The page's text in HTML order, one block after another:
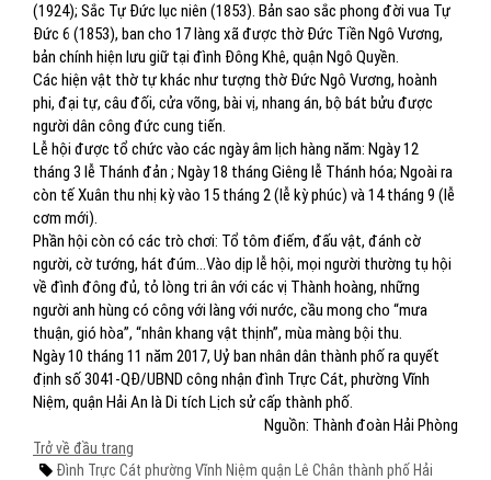
(1924); Sắc Tự Đức lục niên (1853). Bản sao sắc phong đời vua Tự
Đức 6 (1853), ban cho 17 làng xã được thờ Đức Tiền Ngô Vương,
bản chính hiện lưu giữ tại đình Đông Khê, quận Ngô Quyền.
Các hiện vật thờ tự khác như tượng thờ Đức Ngô Vương, hoành
phi, đại tự, câu đối, cửa võng, bài vị, nhang án, bộ bát bửu được
người dân công đức cung tiến.
Lễ hội được tổ chức vào các ngày âm lịch hàng năm: Ngày 12
tháng 3 lễ Thánh đản ; Ngày 18 tháng Giêng lễ Thánh hóa; Ngoài ra
còn tế Xuân thu nhị kỳ vào 15 tháng 2 (lễ kỳ phúc) và 14 tháng 9 (lễ
cơm mới).
Phần hội còn có các trò chơi: Tổ tôm điếm, đấu vật, đánh cờ
người, cờ tướng, hát đúm…Vào dịp lễ hội, mọi người thường tụ hội
về đình đông đủ, tỏ lòng tri ân với các vị Thành hoàng, những
người anh hùng có công với làng với nước, cầu mong cho “mưa
thuận, gió hòa”, “nhân khang vật thịnh”, mùa màng bội thu.
Ngày 10 tháng 11 năm 2017, Uỷ ban nhân dân thành phố ra quyết
định số 3041-QĐ/UBND công nhận đình Trực Cát, phường Vĩnh
Niệm, quận Hải An là Di tích Lịch sử cấp thành phố.
Nguồn: Thành đoàn Hải Phòng
Trở về đầu trang
Đình Trực Cát phường Vĩnh Niệm quận Lê Chân thành phố Hải